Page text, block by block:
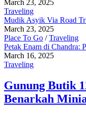
March 23, 2025
Traveling
Mudik Asyik Via Road
March 23, 2025
Place To Go /Traveling
Petak Enam di Chandra:
March 16, 2025
Traveling
Gunung Butik
Benarkah